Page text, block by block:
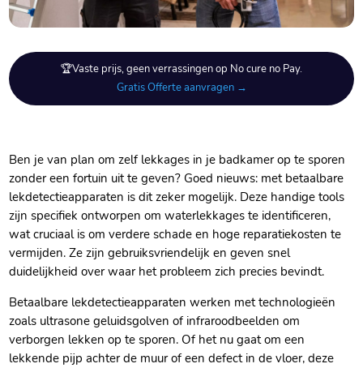
🏆Vaste prijs, geen verrassingen op No cure no Pay.
Gratis Offerte aanvragen →
Ben je van plan om zelf lekkages in je badkamer op te sporen
zonder een fortuin uit te geven? Goed nieuws: met betaalbare
lekdetectieapparaten is dit zeker mogelijk. Deze handige tools
zijn specifiek ontworpen om waterlekkages te identificeren,
wat cruciaal is om verdere schade en hoge reparatiekosten te
vermijden. Ze zijn gebruiksvriendelijk en geven snel
duidelijkheid over waar het probleem zich precies bevindt.
Betaalbare lekdetectieapparaten werken met technologieën
zoals ultrasone geluidsgolven of infraroodbeelden om
verborgen lekken op te sporen. Of het nu gaat om een
lekkende pijp achter de muur of een defect in de vloer, deze